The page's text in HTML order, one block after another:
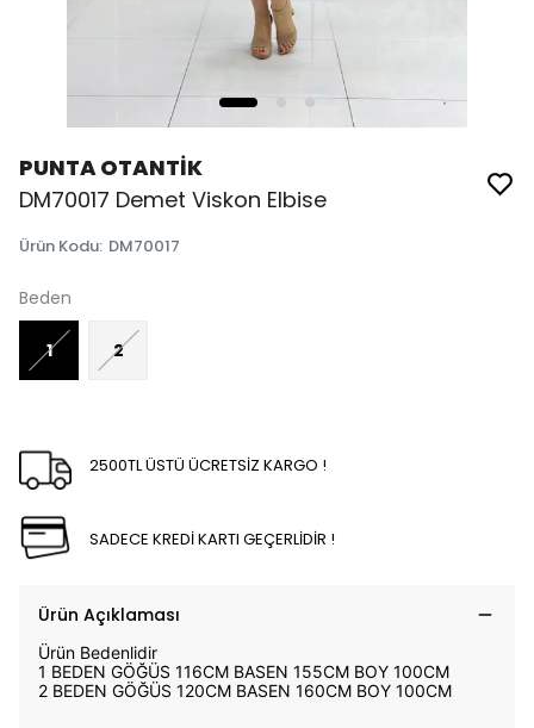
PUNTA OTANTİK
DM70017 Demet Viskon Elbise
Ürün Kodu: DM70017
Beden
1 2
2500TL ÜSTÜ ÜCRETSİZ KARGO !
SADECE KREDİ KARTI GEÇERLİDİR !
Ürün Açıklaması
Ürün Bedenlidir
1 BEDEN GÖĞÜS 116CM BASEN 155CM BOY 100CM
2 BEDEN GÖĞÜS 120CM BASEN 160CM BOY 100CM